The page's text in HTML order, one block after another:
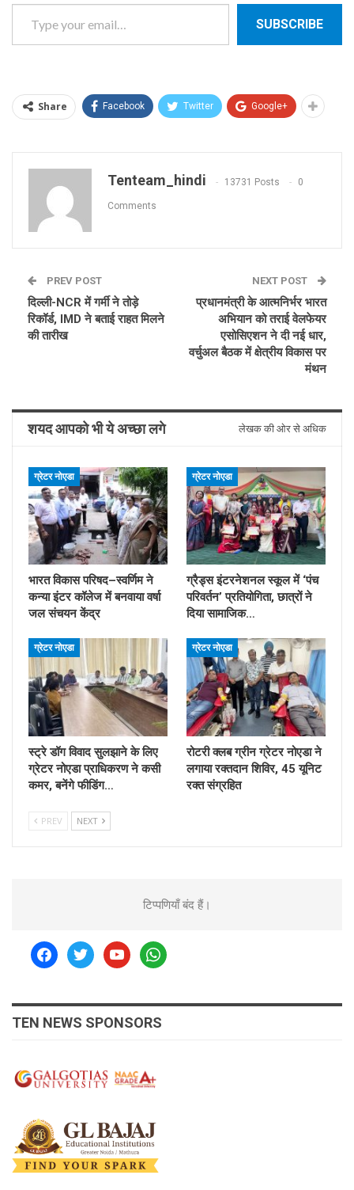
SUBSCRIBE
Share Facebook Twitter Google+
Tenteam_hindi 13731 Posts 0
Comments
PREV POST
दिल्ली-NCR में गर्मी ने तोड़े
रिकॉर्ड, IMD ने बताई राहत मिलने
की तारीख
NEXT POST
प्रधानमंत्री के आत्मनिर्भर भारत
अभियान को तराई वेलफेयर
एसोसिएशन ने दी नई धार,
वर्चुअल बैठक में क्षेत्रीय विकास पर
मंथन
शयद आपको भी ये अच्छा लगे लेखक की ओर से अधिक
ग्रेटर नोएडा
भारत विकास परिषद–स्वर्णिम ने
कन्या इंटर कॉलेज में बनवाया वर्षा
जल संचयन केंद्र
ग्रेटर नोएडा
ग्रैड्स इंटरनेशनल स्कूल में ‘पंच
परिवर्तन’ प्रतियोगिता, छात्रों ने
दिया सामाजिक…
ग्रेटर नोएडा
स्ट्रे डॉग विवाद सुलझाने के लिए
ग्रेटर नोएडा प्राधिकरण ने कसी
कमर, बनेंगे फीडिंग…
ग्रेटर नोएडा
रोटरी क्लब ग्रीन ग्रेटर नोएडा ने
लगाया रक्तदान शिविर, 45 यूनिट
रक्त संग्रहित
PREV NEXT
टिप्पणियाँ बंद हैं।
facebooktwitteryoutubewhatsapp
TEN NEWS SPONSORS